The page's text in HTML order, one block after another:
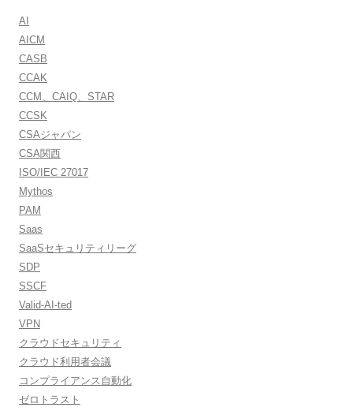
AI
AICM
CASB
CCAK
CCM、CAIQ、STAR
CCSK
CSAジャパン
CSA関西
ISO/IEC 27017
Mythos
PAM
Saas
SaaSセキュリティリーグ
SDP
SSCF
Valid-AI-ted
VPN
クラウドセキュリティ
クラウド利用者会議
コンプライアンス自動化
ゼロトラスト